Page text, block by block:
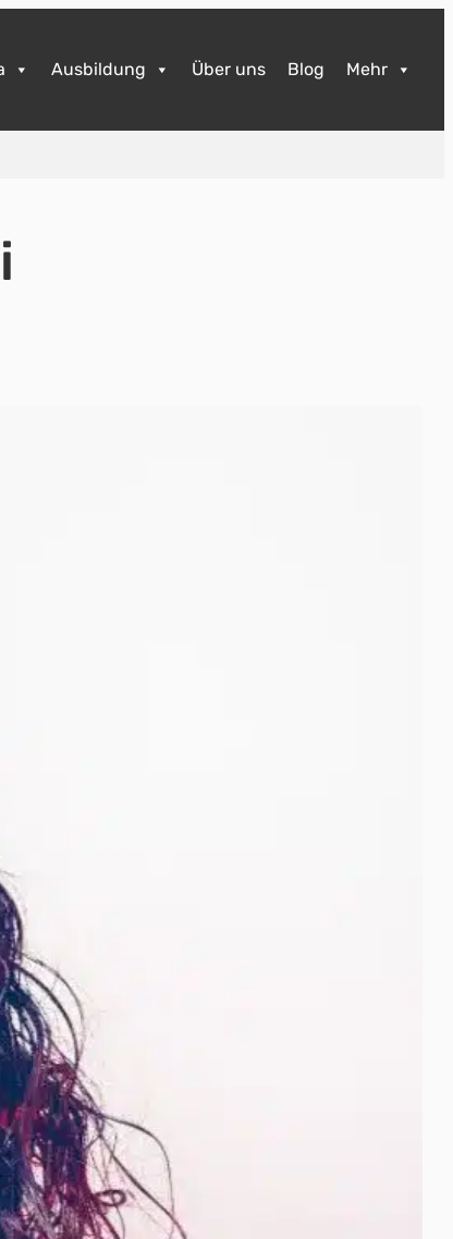
Ausbildung Über uns Blog Mehr